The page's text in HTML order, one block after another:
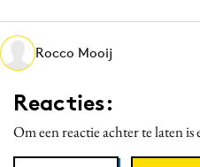
Rocco Mooij
Reacties:
Om een reactie achter te laten is